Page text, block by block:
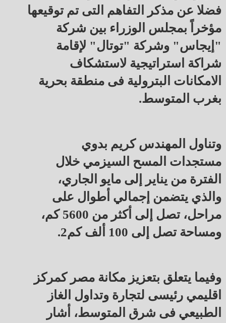
فضلا عن مذكر التفاهم التى تم توقيعها
مؤخراً بمجلس الوزراء بين شركة
"إيجاس" وشركة "توتال" لإقامة
شراكة استراتيجية لاستشكاف
الامكانات البترولية فى منطقة بحرية
بغرب المتوسط.
وتناول المهندس كريم بدوي
مستجدات المسح السيزمي خلال
الفترة من يناير إلى مايو الجاري،
والذي يتضمن إجمالي أطوال على
مراحل، تصل إلى أكثر من 5600 كم،
ومساحة تصل إلى 100 ألف كم2.
وفيما يتعلق بتعزيز مكانة مصر كمركز
اقليمي رئيسى لتجارة وتداول الغاز
الطبيعي فى شرق المتوسط، أشار